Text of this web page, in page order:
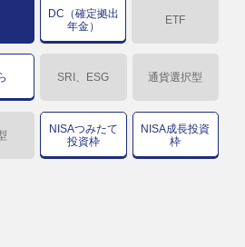
DC（確定拠出
年金）
ETF
SRI、ESG 通貨選択型
NISAつみたて
投資枠
NISA成長投資
枠